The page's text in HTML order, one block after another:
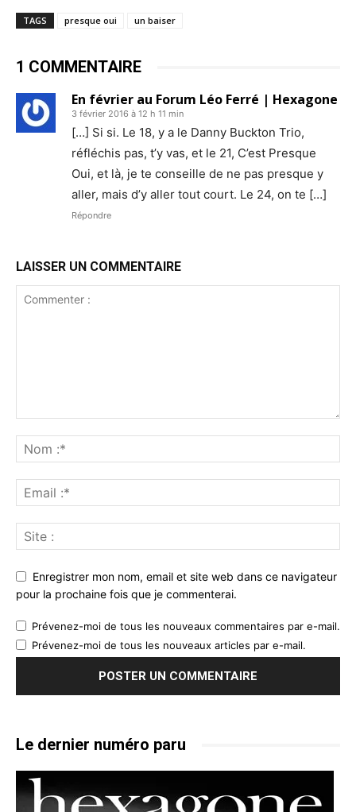
TAGS presque oui un baiser
1 COMMENTAIRE
En février au Forum Léo Ferré | Hexagone
3 février 2016 à 12 h 11 min
[…] Si si. Le 18, y a le Danny Buckton Trio,
réfléchis pas, t’y vas, et le 21, C’est Presque
Oui, et là, je te conseille de ne pas presque y
aller, mais d’y aller tout court. Le 24, on te […]
Répondre
LAISSER UN COMMENTAIRE
Enregistrer mon nom, email et site web dans ce navigateur
pour la prochaine fois que je commenterai.
Prévenez-moi de tous les nouveaux commentaires par e-mail.
Prévenez-moi de tous les nouveaux articles par e-mail.
Le dernier numéro paru